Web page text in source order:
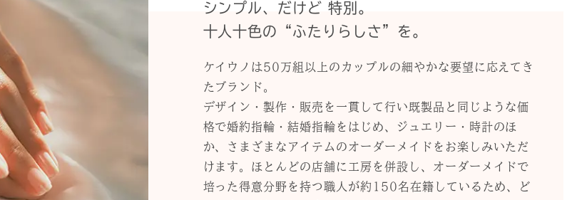
シンプル、だけど 特別。
十人十色の“ふたりらしさ”を。
ケイウノは50万組以上のカップルの細やかな要望に応えてき
たブランド。
デザイン・製作・販売を一貫して行い既製品と同じような価
格で婚約指輪・結婚指輪をはじめ、ジュエリー・時計のほ
か、さまざまなアイテムのオーダーメイドをお楽しみいただ
けます。ほとんどの店舗に工房を併設し、オーダーメイドで
培った得意分野を持つ職人が約150名在籍しているため、ど